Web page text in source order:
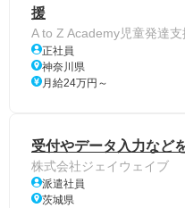
援
A to Z Academy児童発達支
正社員
神奈川県
月給24万円～
受付やデータ入力など
株式会社ジェイウェイブ
派遣社員
茨城県